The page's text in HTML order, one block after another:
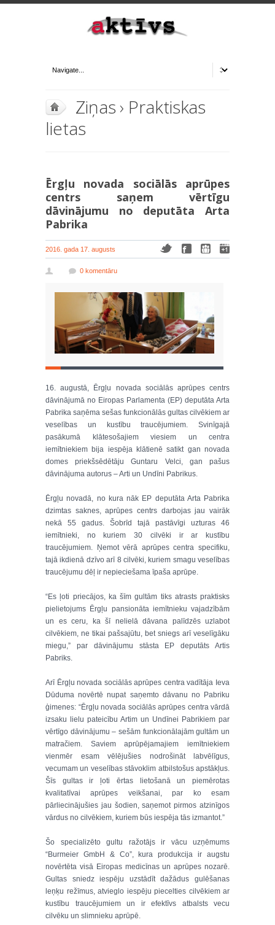
Ziņas› Praktiskas
lietas
Ērgļu novada sociālās aprūpes
centrs saņem vērtīgu
dāvinājumu no deputāta Arta
Pabrika
2016. gada 17. augusts
0 komentāru
16. augustā, Ērgļu novada sociālās aprūpes centrs
dāvinājumā no Eiropas Parlamenta (EP) deputāta Arta
Pabrika saņēma sešas funkcionālās gultas cilvēkiem ar
veselības un kustību traucējumiem. Svinīgajā
pasākumā klātesošajiem viesiem un centra
iemītniekiem bija iespēja klātienē satikt gan novada
domes priekšsēdētāju Guntaru Velci, gan pašus
dāvinājuma autorus – Arti un Undīni Pabrikus.
Ērgļu novadā, no kura nāk EP deputāta Arta Pabrika
dzimtas saknes, aprūpes centrs darbojas jau vairāk
nekā 55 gadus. Šobrīd tajā pastāvīgi uzturas 46
iemītnieki, no kuriem 30 cilvēki ir ar kustību
traucējumiem. Ņemot vērā aprūpes centra specifiku,
tajā ikdienā dzīvo arī 8 cilvēki, kuriem smagu veselības
traucējumu dēļ ir nepieciešama īpaša aprūpe.
“Es ļoti priecājos, ka šīm gultām tiks atrasts praktisks
pielietojums Ērgļu pansionāta iemītnieku vajadzībām
un es ceru, ka šī nelielā dāvana palīdzēs uzlabot
cilvēkiem, ne tikai pašsajūtu, bet sniegs arī veselīgāku
miegu,” par dāvinājumu stāsta EP deputāts Artis
Pabriks.
Arī Ērgļu novada sociālās aprūpes centra vadītāja Ieva
Dūduma novērtē nupat saņemto dāvanu no Pabriku
ģimenes: “Ērgļu novada sociālās aprūpes centra vārdā
izsaku lielu pateicību Artim un Undīnei Pabrikiem par
vērtīgo dāvinājumu – sešām funkcionālajām gultām un
matračiem. Saviem aprūpējamajiem iemītniekiem
vienmēr esam vēlējušies nodrošināt labvēlīgus,
vecumam un veselības stāvoklim atbilstošus apstākļus.
Šīs gultas ir ļoti ērtas lietošanā un piemērotas
kvalitatīvai aprūpes veikšanai, par ko esam
pārliecinājušies jau šodien, saņemot pirmos atzinīgos
vārdus no cilvēkiem, kuriem būs iespēja tās izmantot.”
Šo specializēto gultu ražotājs ir vācu uzņēmums
“Burmeier GmbH & Co”, kura produkcija ir augstu
novērtēta visā Eiropas medicīnas un aprūpes nozarē.
Gultas sniedz iespēju uzstādīt dažādus gulēšanas
leņķu režīmus, atvieglo iespēju piecelties cilvēkiem ar
kustību traucējumiem un ir efektīvs atbalsts vecu
cilvēku un slimnieku aprūpē.